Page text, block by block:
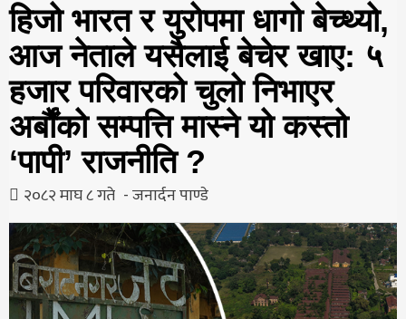
हिजो भारत र युरोपमा धागो बेच्थ्यो,
आज नेताले यसैलाई बेचेर खाए: ५
हजार परिवारको चुलो निभाएर
अर्बौंको सम्पत्ति मास्ने यो कस्तो
‘पापी’ राजनीति ?
२०८२ माघ ८ गते जनार्दन पाण्डे